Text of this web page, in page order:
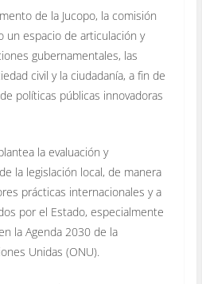
de la Jucopo, la comisión
un espacio de articulación y
gubernamentales, las
civil y la ciudadanía, a fin de
políticas públicas innovadoras
la evaluación y
la legislación local, de manera
prácticas internacionales y a
por el Estado, especialmente
la Agenda 2030 de la
Unidas (ONU).